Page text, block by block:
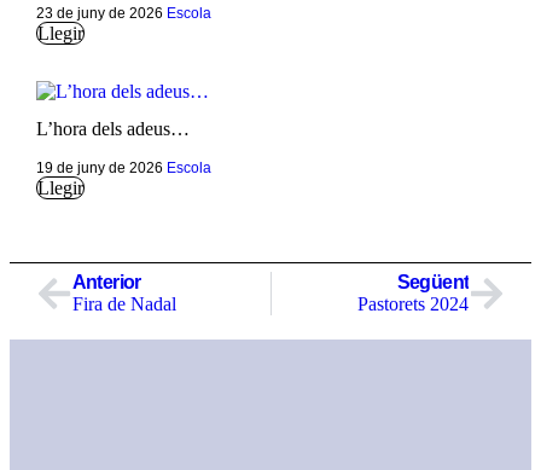
23 de juny de 2026 Escola
Llegir
L’hora dels adeus…
19 de juny de 2026 Escola
Llegir
Anterior
Fira de Nadal
Següent
Pastorets 2024